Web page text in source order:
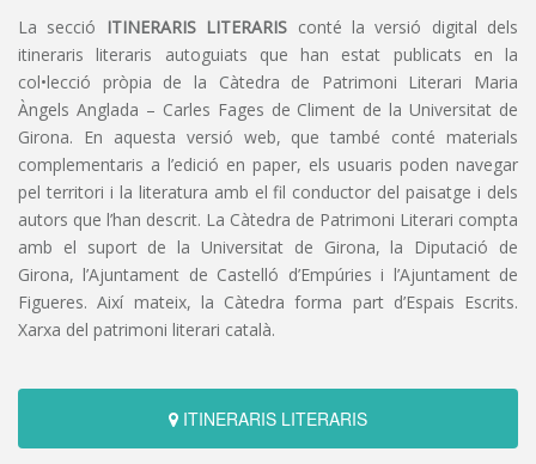
La secció ITINERARIS LITERARIS conté la versió digital dels
itineraris literaris autoguiats que han estat publicats en la
col•lecció pròpia de la Càtedra de Patrimoni Literari Maria
Àngels Anglada – Carles Fages de Climent de la Universitat de
Girona. En aquesta versió web, que també conté materials
complementaris a l’edició en paper, els usuaris poden navegar
pel territori i la literatura amb el fil conductor del paisatge i dels
autors que l’han descrit. La Càtedra de Patrimoni Literari compta
amb el suport de la Universitat de Girona, la Diputació de
Girona, l’Ajuntament de Castelló d’Empúries i l’Ajuntament de
Figueres. Així mateix, la Càtedra forma part d’Espais Escrits.
Xarxa del patrimoni literari català.
ITINERARIS LITERARIS